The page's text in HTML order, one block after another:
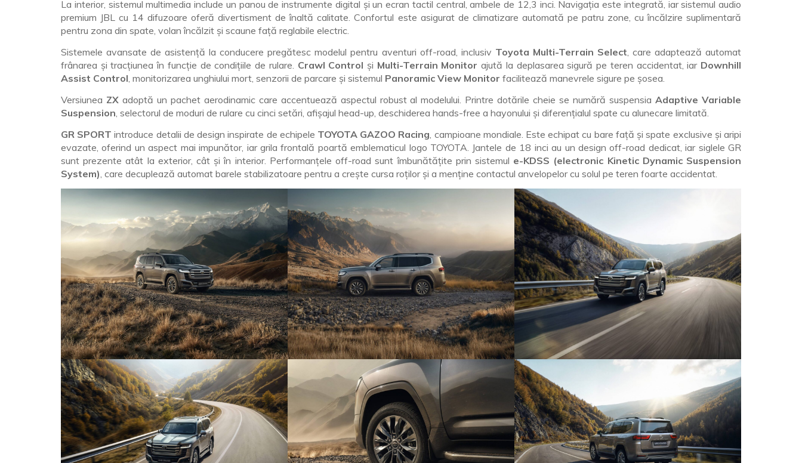
La interior, sistemul multimedia include un panou de instrumente digital și un ecran tactil central, ambele de 12,3 inci. Navigația este integrată, iar sistemul audio
premium JBL cu 14 difuzoare oferă divertisment de înaltă calitate. Confortul este asigurat de climatizare automată pe patru zone, cu încălzire suplimentară
pentru zona din spate, volan încălzit și scaune față reglabile electric.
Sistemele avansate de asistență la conducere pregătesc modelul pentru aventuri off-road, inclusiv Toyota Multi-Terrain Select , care adaptează automat
frânarea și tracțiunea în funcție de condițiile de rulare. Crawl Control și Multi-Terrain Monitor ajută la deplasarea sigură pe teren accidentat, iar Downhill
Assist Control , monitorizarea unghiului mort, senzorii de parcare și sistemul Panoramic View Monitor facilitează manevrele sigure pe șosea.
Versiunea ZXadoptă un pachet aerodinamic care accentuează aspectul robust al modelului. Printre dotările cheie se numără suspensiaAdaptive Variable
Suspension , selectorul de moduri de rulare cu cinci setări, afișajul head-up, deschiderea hands-free a hayonului și diferențialul spate cu alunecare limitată.
GR SPORT introduce detalii de design inspirate de echipele TOYOTA GAZOO Racing , campioane mondiale. Este echipat cu bare față și spate exclusive și aripi
evazate, oferind un aspect mai impunător, iar grila frontală poartă emblematicul logo TOYOTA. Jantele de 18 inci au un design off-road dedicat, iar siglele GR
sunt prezente atât la exterior, cât și în interior. Performanțele off-road sunt îmbunătățite prin sistemul e-KDSS (electronic Kinetic Dynamic Suspension
System) , care decuplează automat barele stabilizatoare pentru a crește cursa roților și a menține contactul anvelopelor cu solul pe teren foarte accidentat.